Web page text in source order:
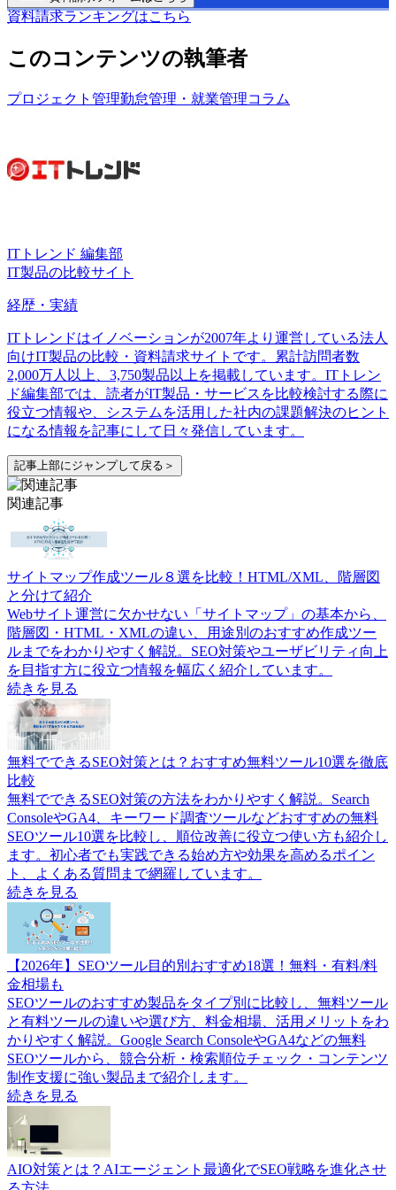
資料請求ランキングはこちら
このコンテンツの執筆者
プロジェクト管理勤怠管理・就業管理コラム
ITトレンド 編集部
IT製品の比較サイト
経歴・実績
ITトレンドはイノベーションが2007年より運営している法人
向けIT製品の比較・資料請求サイトです。累計訪問者数
2,000万人以上、3,750製品以上を掲載しています。ITトレン
ド編集部では、読者がIT製品・サービスを比較検討する際に
役立つ情報や、システムを活用した社内の課題解決のヒント
になる情報を記事にして日々発信しています。
記事上部にジャンプして戻る＞
関連記事
サイトマップ作成ツール８選を比較！HTML/XML、階層図
と分けて紹介
Webサイト運営に欠かせない「サイトマップ」の基本から、
階層図・HTML・XMLの違い、用途別のおすすめ作成ツー
ルまでをわかりやすく解説。SEO対策やユーザビリティ向上
を目指す方に役立つ情報を幅広く紹介しています。
続きを見る
無料でできるSEO対策とは？おすすめ無料ツール10選を徹底
比較
無料でできるSEO対策の方法をわかりやすく解説。Search
ConsoleやGA4、キーワード調査ツールなどおすすめの無料
SEOツール10選を比較し、順位改善に役立つ使い方も紹介し
ます。初心者でも実践できる始め方や効果を高めるポイン
ト、よくある質問まで網羅しています。
続きを見る
【2026年】SEOツール目的別おすすめ18選！無料・有料/料
金相場も
SEOツールのおすすめ製品をタイプ別に比較し、無料ツール
と有料ツールの違いや選び方、料金相場、活用メリットをわ
かりやすく解説。Google Search ConsoleやGA4などの無料
SEOツールから、競合分析・検索順位チェック・コンテンツ
制作支援に強い製品まで紹介します。
続きを見る
AIO対策とは？AIエージェント最適化でSEO戦略を進化させ